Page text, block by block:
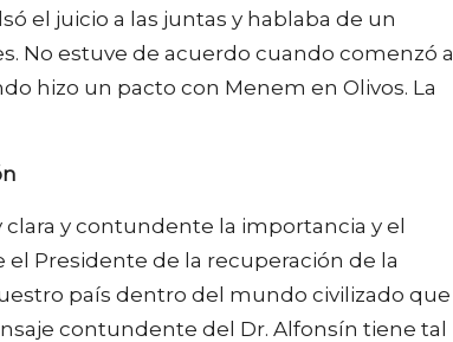
el juicio a las juntas y hablaba de un
No estuve de acuerdo cuando comenzó a
hizo un pacto con Menem en Olivos. La
y contundente la importancia y el
Presidente de la recuperación de la
país dentro del mundo civilizado que
contundente del Dr. Alfonsín tiene tal